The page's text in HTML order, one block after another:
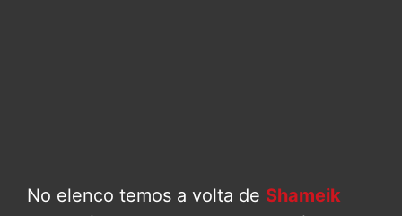
No elenco temos a volta de Shameik